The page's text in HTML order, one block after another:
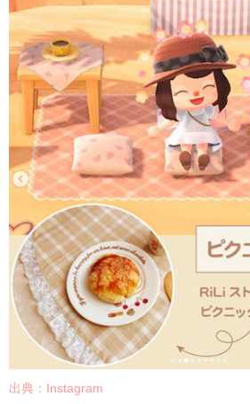
出典： Instagram